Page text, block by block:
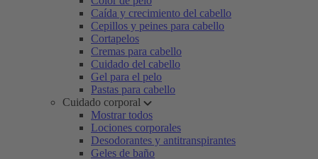
Caída y crecimiento del cabello
Cepillos y peines para cabello
Cortapelos
Cremas para cabello
Cuidado del cabello
Gel para el pelo
Pastas para cabello
Cuidado corporal
Mostrar todos
Lociones corporales
Desodorantes y antitranspirantes
Geles de baño